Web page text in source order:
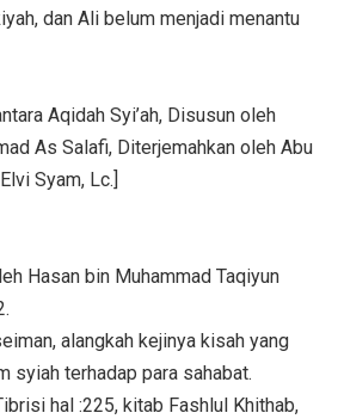
dan Ali belum menjadi menantu
Aqidah Syi’ah, Disusun oleh
As Salafi, Diterjemahkan oleh Abu
Syam, Lc.]
Hasan bin Muhammad Taqiyun
alangkah kejinya kisah yang
syiah terhadap para sahabat.
hal :225, kitab Fashlul Khithab,